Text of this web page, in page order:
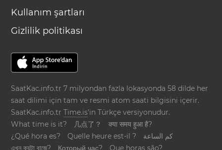
Kullanım şartları
Gizlilik politikası
SaatKac.info.tr 7 milyondan fazla lokasyonda 58 dilde her
saat dilimi için tam ve resmi atom saati bilgisini içerir.
SaatKac.info.trTime.is'in Türkçe versiyonudur.
What time is it?
几点了？
क्या समय हुआ है?
¿Qué hora es?
Quelle heure est-il ?
كم الساعة
এখন কয়টা বাজে?
Который час?
Que horas são?